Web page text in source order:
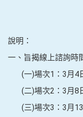
說明：
一、旨揭線上諮詢時
(一)場次1：3月4
(二)場次2：3月8
(三)場次3：3月13